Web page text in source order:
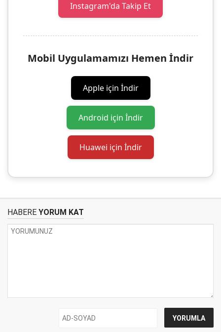
Instagram'da Takip Et
Mobil Uygulamamızı Hemen İndir
Apple için İndir
Android için İndir
Huawei için İndir
HABERE YORUM KAT